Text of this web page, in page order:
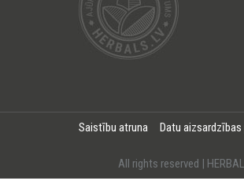
Saistību atruna Datu
All rights reserved |